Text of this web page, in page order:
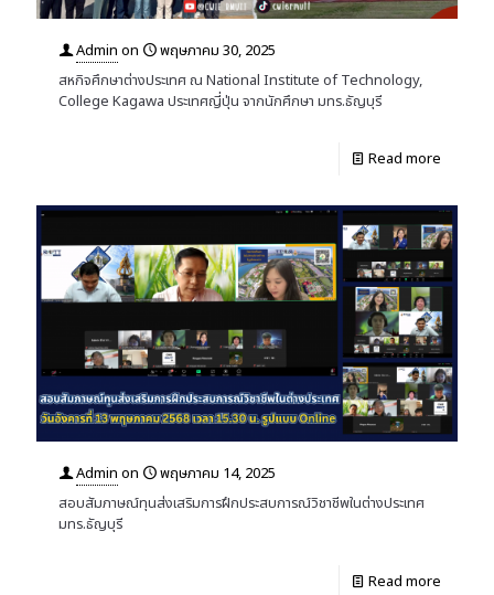
Admin on
พฤษภาคม 30, 2025
สหกิจศึกษาต่างประเทศ ณ National Institute of Technology,
College Kagawa ประเทศญี่ปุ่น จากนักศึกษา มทร.ธัญบุรี
Read more
Admin on
พฤษภาคม 14, 2025
สอบสัมภาษณ์ทุนส่งเสริมการฝึกประสบการณ์วิชาชีพในต่างประเทศ
มทร.ธัญบุรี
Read more